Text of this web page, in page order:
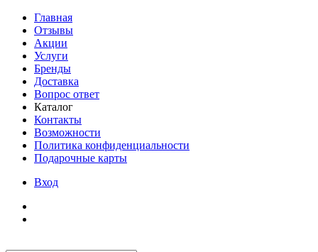
Главная
Отзывы
Акции
Услуги
Бренды
Доставка
Вопрос ответ
Каталог
Контакты
Возможности
Политика конфиденциальности
Подарочные карты
Вход